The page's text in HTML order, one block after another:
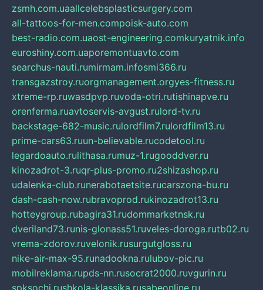
zsmh.com.uaallcelebsplasticsurgery.com
all-tattoos-for-men.compoisk-auto.com
best-radio.com.uaost-engineering.comkuryatnik.info
euroshiny.com.uaporemontuavto.com
searchus-nauti.rumirmam.infosmi366.ru
transgazstroy.ruorgmanagement.orgyes-fitness.ru
xtreme-rp.ruwasdpvp.ruvoda-otri.rutishinapve.ru
orenferma.ruavtoservis-avgust.rulord-tv.ru
backstage-682-music.rulordfilm7.rulordfilm13.ru
prime-cars63.ruun-believable.rucodetool.ru
legardoauto.rulithasa.rumuz-1.rugooddver.ru
kinozadrot-3.ruqr-plus-promo.ru2shizashop.ru
udalenka-club.runerabotaetsite.rucarszona-bu.ru
dash-cash-now.rubravoprod.rukinozadrot13.ru
hotteygroup.rubagira31.rudommarketnsk.ru
dveriland73.runis-glonass51.ruveles-doroga.rutb02.ru
vrema-zdorov.ruvelonik.rusurgutgloss.ru
nike-air-max-95.runadookna.rulubov-pic.ru
mobilreklama.rupds-nn.rusocrat2000.ruvgurin.ru
spksochi.rushkola-klassika.rusabeonline.ru